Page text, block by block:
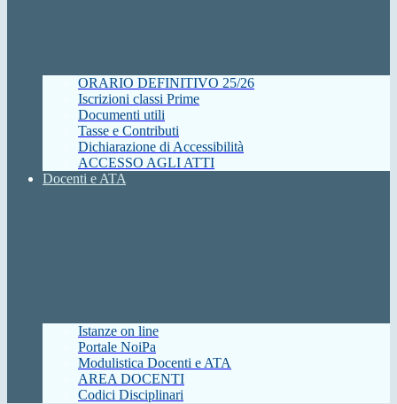
ORARIO DEFINITIVO 25/26
Iscrizioni classi Prime
Documenti utili
Tasse e Contributi
Dichiarazione di Accessibilità
ACCESSO AGLI ATTI
Docenti e ATA
Istanze on line
Portale NoiPa
Modulistica Docenti e ATA
AREA DOCENTI
Codici Disciplinari